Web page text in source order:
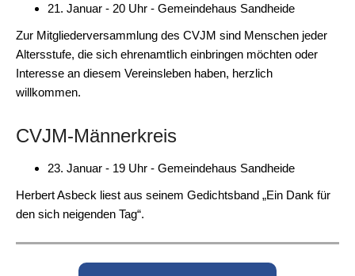
21. Januar - 20 Uhr - Gemeindehaus Sandheide
Zur Mitgliederversammlung des CVJM sind Menschen jeder
Altersstufe, die sich ehrenamtlich einbringen möchten oder
Interesse an diesem Vereinsleben haben, herzlich
willkommen.
CVJM-Männerkreis
23. Januar - 19 Uhr - Gemeindehaus Sandheide
Herbert Asbeck liest aus seinem Gedichtsband „Ein Dank für
den sich neigenden Tag“.